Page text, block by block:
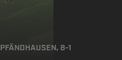
8-1